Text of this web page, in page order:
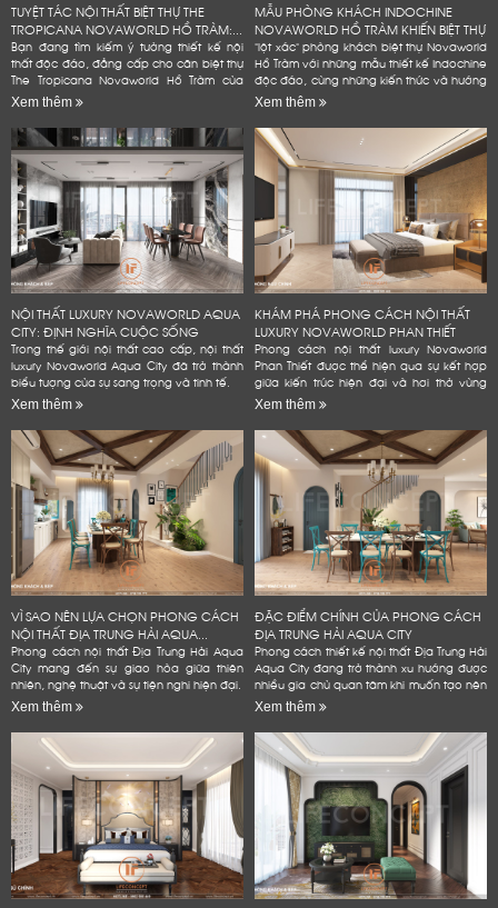
TUYỆT TÁC NỘI THẤT BIỆT THỰ THE
TROPICANA NOVAWORLD HỒ TRÀM:...
Bạn đang tìm kiếm ý tưởng thiết kế nội
thất độc đáo, đẳng cấp cho căn biệt thự
The Tropicana Novaworld Hồ Tràm của
mình? Hãy để Lifeconcept đồng hành
cùng bạn! Chúng tôi không...
Xem thêm
MẪU PHÒNG KHÁCH INDOCHINE
NOVAWORLD HỒ TRÀM KHIẾN BIỆT THỰ
"lột xác" phòng khách biệt thự Novaworld
Hồ Tràm với những mẫu thiết kế Indochine
độc đáo, cùng những kiến thức và hướng
dẫn chi tiết, dễ dàng áp dụng. Bạn
không cần phải là...
Xem thêm
NỘI THẤT LUXURY NOVAWORLD AQUA
CITY: ĐỊNH NGHĨA CUỘC SỐNG
ĐẲNG...
Trong thế giới nội thất cao cấp, nội thất
luxury Novaworld Aqua City đã trở thành
biểu tượng của sự sang trọng và tinh tế.
Xem thêm
KHÁM PHÁ PHONG CÁCH NỘI THẤT
LUXURY NOVAWORLD PHAN THIẾT
Phong cách nội thất luxury Novaworld
Phan Thiết được thể hiện qua sự kết hợp
giữa kiến trúc hiện đại và hơi thở vùng
biển.
Xem thêm
VÌ SAO NÊN LỰA CHỌN PHONG CÁCH
NỘI THẤT ĐỊA TRUNG HẢI AQUA...
Phong cách nội thất Địa Trung Hải Aqua
City mang đến sự giao hòa giữa thiên
nhiên, nghệ thuật và sự tiện nghi hiện đại.
Xem thêm
ĐẶC ĐIỂM CHÍNH CỦA PHONG CÁCH
ĐỊA TRUNG HẢI AQUA CITY
Phong cách thiết kế nội thất Địa Trung Hải
Aqua City đang trở thành xu hướng được
nhiều gia chủ quan tâm khi muốn tạo nên
không gian sống đẳng cấp
Xem thêm